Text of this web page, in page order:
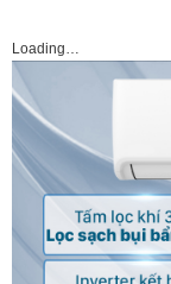
Loading…